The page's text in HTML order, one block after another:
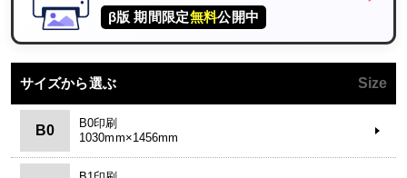
β版 期間限定無料公開中
サイズから選ぶ Size
B0
B0印刷
1030mm×1456mm